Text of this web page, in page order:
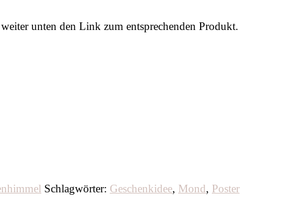
unten den Link zum entsprechenden Produkt.
Schlagwörter: Geschenkidee, Mond, Poster